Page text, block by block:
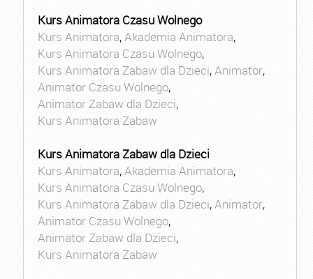
Kurs Animatora Czasu Wolnego
Kurs Animatora,Akademia Animatora,
Kurs Animatora Czasu Wolnego,
Kurs Animatora Zabaw dla Dzieci,Animator,
Animator Czasu Wolnego,
Animator Zabaw dla Dzieci,
Kurs Animatora Zabaw
Kurs Animatora Zabaw dla Dzieci
Kurs Animatora,Akademia Animatora,
Kurs Animatora Czasu Wolnego,
Kurs Animatora Zabaw dla Dzieci,Animator,
Animator Czasu Wolnego,
Animator Zabaw dla Dzieci,
Kurs Animatora Zabaw